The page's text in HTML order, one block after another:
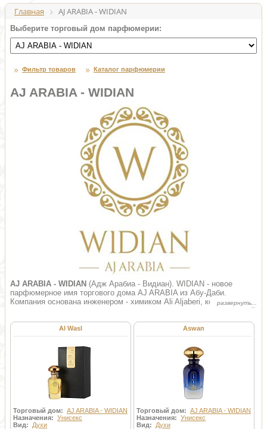
Главная AJ ARABIA - WIDIAN
Выберите торговый дом парфюмерии:
Фильтр товаров Каталог парфюмерии
AJ ARABIA - WIDIAN
AJ ARABIA - WIDIAN (Адж Арабиа - Видиан). WIDIAN - новое
парфюмерное имя торгового дома AJ ARABIA из Абу-Даби.
Компания основана инженером - химиком Ali Aljaberi, который
изучал менеджмент, маркетинг, коммуникацию, средства массовой
информации в Париже, в Сорбонне.
Al Wasl
Торговый дом: AJ ARABIA - WIDIAN
Назначения: Унисекс
Вид: Духи
Aswan
Торговый дом: AJ ARABIA - WIDIAN
Назначения: Унисекс
Вид: Духи